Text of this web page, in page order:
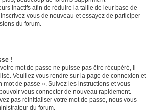
inactifs afin de réduire la taille de leur base de
vous de nouveau et essayez de participer
du forum.
!
mot de passe ne puisse pas être récupéré, il
Veuillez vous rendre sur la page de connexion et
mot de passe ». Suivez les instructions et vous
vous connecter de nouveau rapidement.
pas réinitialiser votre mot de passe, nous vous
du forum.